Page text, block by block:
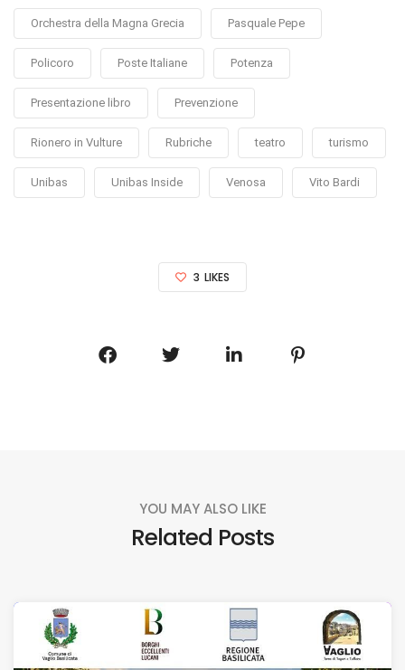
Orchestra della Magna Grecia Pasquale Pepe
Policoro Poste Italiane Potenza
Presentazione libro Prevenzione
Rionero in Vulture Rubriche teatro turismo
Unibas Unibas Inside Venosa Vito Bardi
3 LIKES
YOU MAY ALSO LIKE
Related Posts